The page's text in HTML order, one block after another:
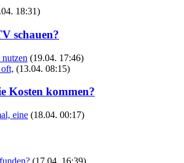
18:31)
schauen?
nutzen (19.04. 17:46)
oft, (13.04. 08:15)
Kosten kommen?
eine (18.04. 00:17)